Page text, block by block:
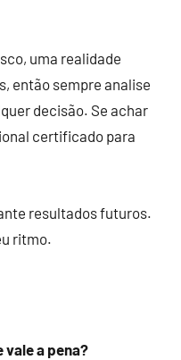
uma realidade
então sempre analise
decisão. Se achar
certificado para
resultados futuros.
ritmo.
vale a pena?